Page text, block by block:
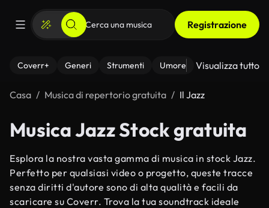
Registrazione
Coverr+ Generi Strumenti Umore Visualizza tutto
Casa Musica di repertorio gratuita Il Jazz
Musica Jazz Stock gratuita
Esplora la nostra vasta gamma di musica in stock Jazz.
Perfetto per qualsiasi video o progetto, queste tracce
senza diritti d'autore sono di alta qualità e facili da
scaricare su Coverr. Trova la tua soundtrack ideale